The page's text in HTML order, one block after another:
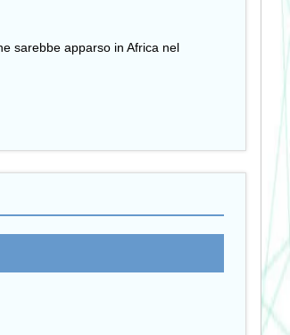
sarebbe apparso in Africa nel